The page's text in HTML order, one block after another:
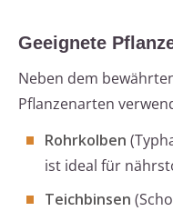
Geeignete
Neben dem
Pflanzenarten
Rohrkolben
ist ideal für
Teichbinsen